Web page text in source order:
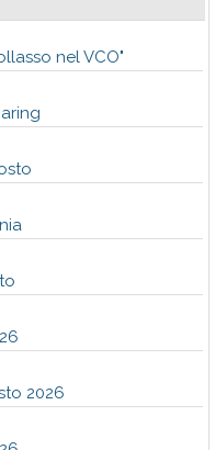
nel VCO"
2026